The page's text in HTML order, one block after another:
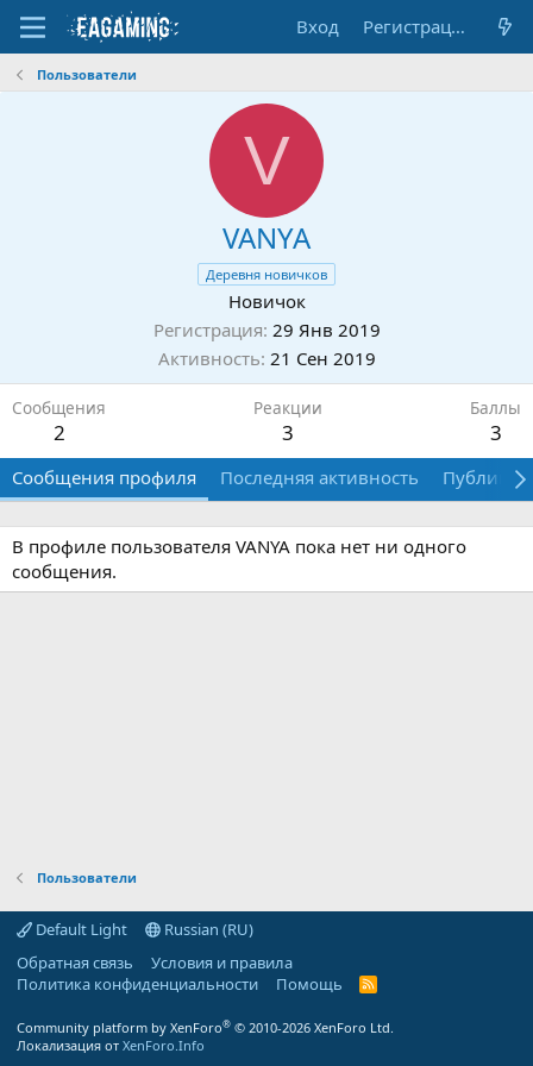
Вход Регистрация
Пользователи
V
VANYA
Деревня новичков
Новичок
Регистрация 29 Янв 2019
Активность 21 Сен 2019
Сообщения
2
Реакции
3
Баллы
3
Сообщения профиля Последняя активность
В профиле пользователя VANYA пока нет ни одного
сообщения.
Пользователи
Default Light
Russian (RU)
Обратная связь
Условия и правила
Политика конфиденциальности
Помощь
R
Community platform by XenForo® © 2010-2026 XenForo Ltd.
Локализация от XenForo.Info